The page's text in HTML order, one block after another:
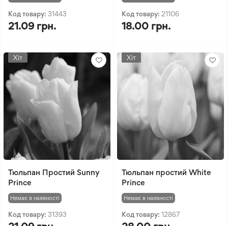
Код товару: 31443
21.09 грн.
Код товару: 21106
18.00 грн.
Хіт
Тюльпан Простий Sunny
Prince
Немає в наявності
Код товару: 31393
Хіт
Тюльпан простий White
Prince
Немає в наявності
Код товару: 12867